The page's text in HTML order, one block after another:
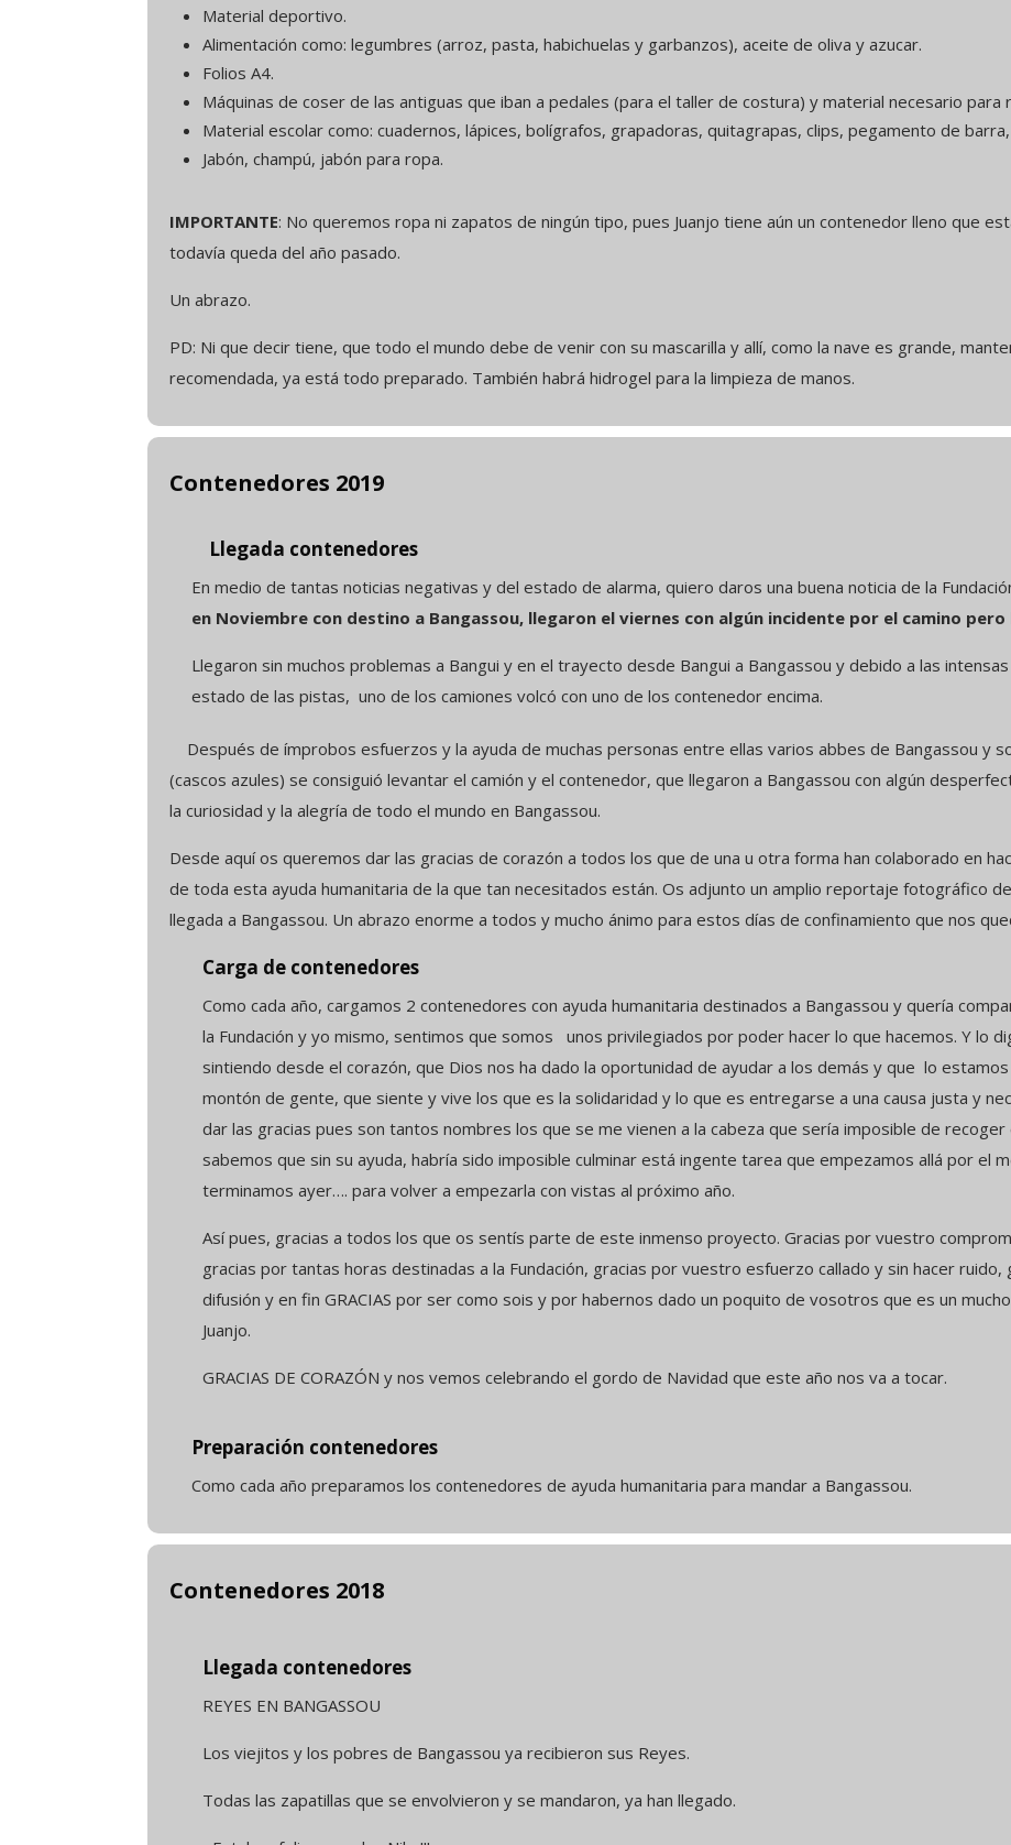
Material deportivo.
Alimentación como: legumbres (arroz, pasta, habichuelas y garbanzos), aceite de oliva y azucar.
Folios A4.
Máquinas de coser de las antiguas que iban a pedales (para el taller de costura) y material necesario para
Material escolar como: cuadernos, lápices, bolígrafos, grapadoras, quitagrapas, clips, pegamento de
Jabón, champú, jabón para ropa.
IMPORTANTE: No queremos ropa ni zapatos de ningún tipo, pues Juanjo tiene aún un contenedor lleno que
todavía queda del año pasado.
Un abrazo.
PD: Ni que decir tiene, que todo el mundo debe de venir con su mascarilla y allí, como la nave es grande,
recomendada, ya está todo preparado. También habrá hidrogel para la limpieza de manos.
Contenedores 2019
Llegada contenedores
En medio de tantas noticias negativas y del estado de alarma, quiero daros una buena noticia de la
en Noviembre con destino a Bangassou, llegaron el viernes con algún incidente por el camino
Llegaron sin muchos problemas a Bangui y en el trayecto desde Bangui a Bangassou y debido a las
estado de las pistas, uno de los camiones volcó con uno de los contenedor encima.
Después de ímprobos esfuerzos y la ayuda de muchas personas entre ellas varios abbes de Bangassou y
(cascos azules) se consiguió levantar el camión y el contenedor, que llegaron a Bangassou con algún
la curiosidad y la alegría de todo el mundo en Bangassou.
Desde aquí os queremos dar las gracias de corazón a todos los que de una u otra forma han colaborado en
de toda esta ayuda humanitaria de la que tan necesitados están. Os adjunto un amplio reportaje fotográfico
llegada a Bangassou. Un abrazo enorme a todos y mucho ánimo para estos días de confinamiento que nos
Carga de contenedores
Como cada año, cargamos 2 contenedores con ayuda humanitaria destinados a Bangassou y quería
la Fundación y yo mismo, sentimos que somos unos privilegiados por poder hacer lo que hacemos. Y lo
sintiendo desde el corazón, que Dios nos ha dado la oportunidad de ayudar a los demás y que lo
montón de gente, que siente y vive los que es la solidaridad y lo que es entregarse a una causa justa y
dar las gracias pues son tantos nombres los que se me vienen a la cabeza que sería imposible de
sabemos que sin su ayuda, habría sido imposible culminar está ingente tarea que empezamos allá por el
terminamos ayer…. para volver a empezarla con vistas al próximo año.
Así pues, gracias a todos los que os sentís parte de este inmenso proyecto. Gracias por vuestro
gracias por tantas horas destinadas a la Fundación, gracias por vuestro esfuerzo callado y sin hacer
difusión y en fin GRACIAS por ser como sois y por habernos dado un poquito de vosotros que es un
Juanjo.
GRACIAS DE CORAZÓN y nos vemos celebrando el gordo de Navidad que este año nos va a tocar.
Preparación contenedores
Como cada año preparamos los contenedores de ayuda humanitaria para mandar a Bangassou.
Contenedores 2018
Llegada contenedores
REYES EN BANGASSOU
Los viejitos y los pobres de Bangassou ya recibieron sus Reyes.
Todas las zapatillas que se envolvieron y se mandaron, ya han llegado.